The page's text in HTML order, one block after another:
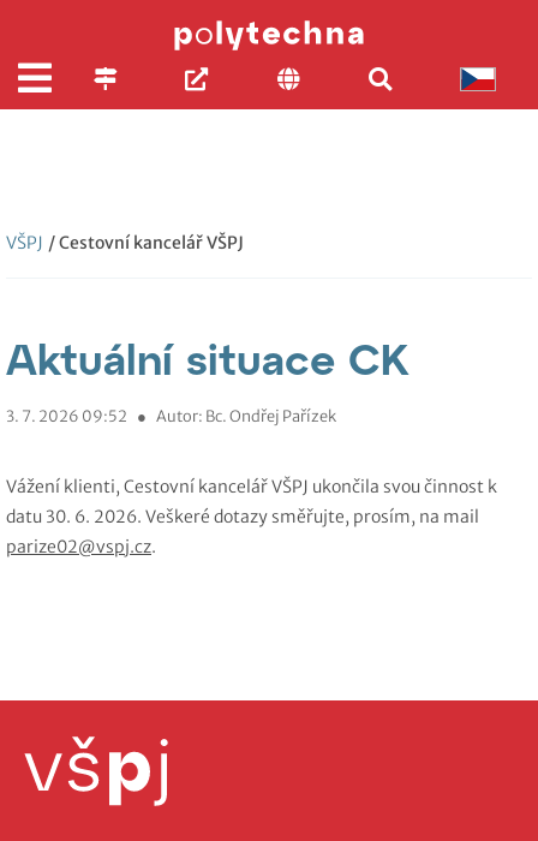
VŠPJ / Cestovní kancelář VŠPJ
Aktuální situace CK
3. 7. 2026 09:52 ● Autor: Bc. Ondřej Pařízek
Vážení klienti, Cestovní kancelář VŠPJ ukončila svou činnost k
datu 30. 6. 2026. Veškeré dotazy směřujte, prosím, na mail
parize02@vspj.cz.